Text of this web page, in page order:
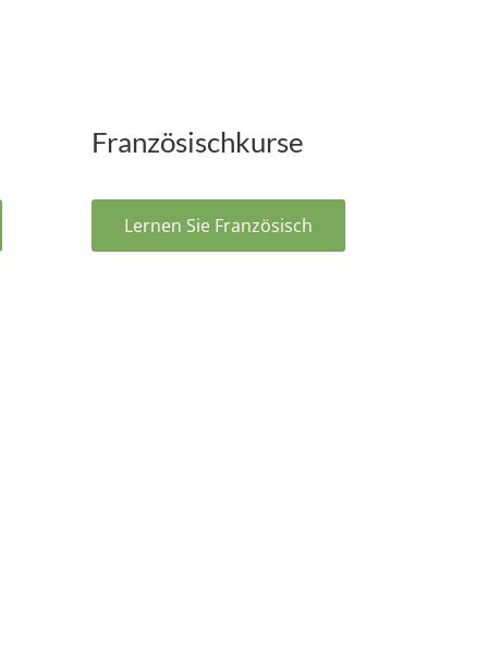
Französischkurse
Lernen Sie Französisch